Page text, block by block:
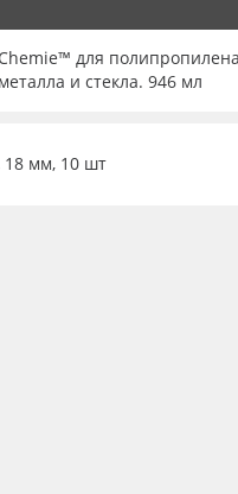
для
и стекла. 946 мл
18 мм, 10 шт